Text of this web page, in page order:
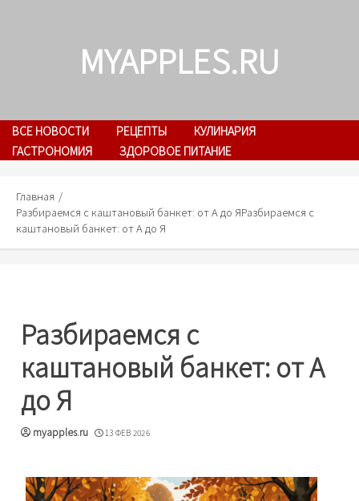
MYAPPLES.RU
ВСЕ НОВОСТИ РЕЦЕПТЫ
КУЛИНАРИЯ
ГАСТРОНОМИЯ
ЗДОРОВОЕ ПИТАНИЕ
Главная
Разбираемся с каштановый банкет: от А до ЯРазбираемся с
каштановый банкет: от А до Я
Разбираемся с
каштановый банкет: от А
до Я
myapples.ru 13 ФЕВ 2026